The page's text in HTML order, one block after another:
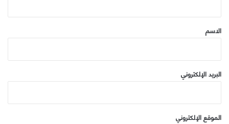
*
الاسم
البريد الإلكتروني
الموقع الإلكتروني